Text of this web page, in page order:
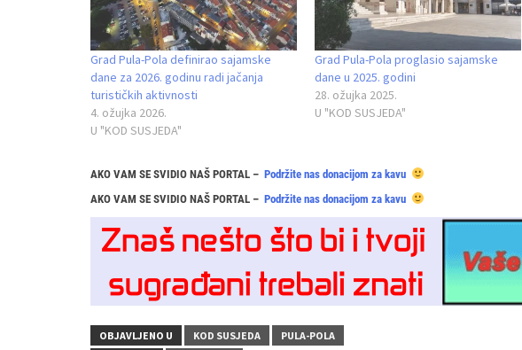
Grad Pula-Pola definirao sajamske
dane za 2026. godinu radi jačanja
turističkih aktivnosti
4. ožujka 2026.
U "KOD SUSJEDA"
Grad Pula-Pola proglasio sajamske
dane u 2025. godini
28. ožujka 2025.
U "KOD SUSJEDA"
AKO VAM SE SVIDIO NAŠ PORTAL – Podržite nas donacijom za kavu
AKO VAM SE SVIDIO NAŠ PORTAL – Podržite nas donacijom za kavu
OBJAVLJENO U KOD SUSJEDA
PULA-POLA